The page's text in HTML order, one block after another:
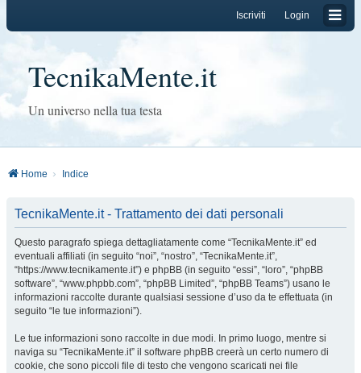
Login
Iscriviti
TecnikaMente.it
Un universo nella tua testa
Home Indice
TecnikaMente.it - Trattamento dei dati personali
Questo paragrafo spiega dettagliatamente come “TecnikaMente.it” ed
eventuali affiliati (in seguito “noi”, “nostro”, “TecnikaMente.it”,
“https://www.tecnikamente.it”) e phpBB (in seguito “essi”, “loro”, “phpBB
software”, “www.phpbb.com”, “phpBB Limited”, “phpBB Teams”) usano le
informazioni raccolte durante qualsiasi sessione d’uso da te effettuata (in
seguito “le tue informazioni”).
Le tue informazioni sono raccolte in due modi. In primo luogo, mentre si
naviga su “TecnikaMente.it” il software phpBB creerà un certo numero di
cookie, che sono piccoli file di testo che vengono scaricati nei file